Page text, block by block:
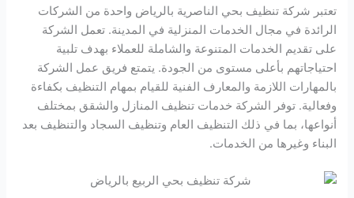
تعتبر شركة تنظيف بحي الناصرية بالرياض واحدة من الشركات
الرائدة في مجال الخدمات المنزلية في المدينة. تعمل الشركة
على تقديم الخدمات المتنوعة والشاملة للعملاء بهدف تلبية
احتياجاتهم بأعلى مستوى من الجودة. يتمتع فريق عمل الشركة
بالمهارات اللازمة والمعارف الفنية للقيام بمهام التنظيف بكفاءة
وفعالية. توفر الشركة خدمات تنظيف المنازل والشقق بمختلف
أنواعها، بما في ذلك التنظيف العام وتنظيف السجاد والتنظيف بعد
البناء وغيرها من الخدمات.